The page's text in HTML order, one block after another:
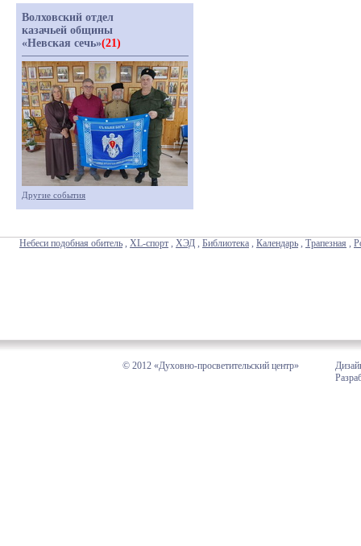
Волховский отдел
казачьей общины
«Невская сечь»(21)
Другие события
Небеси подобная обитель , XL-спорт , ХЭД , Библиотека , Календарь , Трапезная ,
© 2012 «Духовно-просветительский центр»